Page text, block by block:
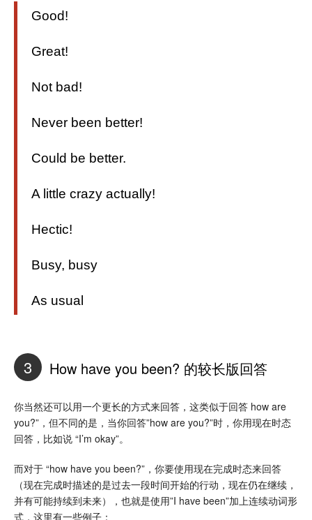
Good!
Great!
Not bad!
Never been better!
Could be better.
A little crazy actually!
Hectic!
Busy, busy
As usual
3 How have you been? 的较长版回答
你当然还可以用一个更长的方式来回答，这类似于回答 how are
you?”，但不同的是，当你回答”how are you?”时，你用现在时态
回答，比如说 “I’m okay”。
而对于 “how have you been?”，你要使用现在完成时态来回答
（现在完成时描述的是过去一段时间开始的行动，现在仍在继续，
并有可能持续到未来），也就是使用”I have been”加上连续动词形
式，这里有一些例子：